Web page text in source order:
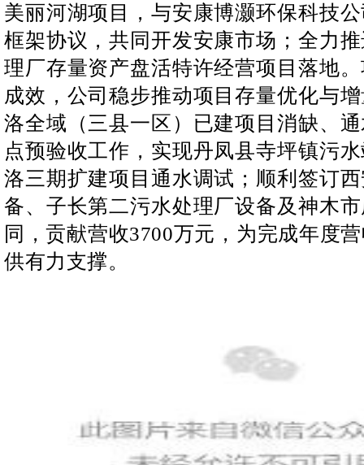
美丽河湖项目，与安康博灏环保科技
框架协议，共同开发安康市场；全力
理厂存量资产盘活特许经营项目落地
成效，公司稳步推动项目存量优化与
洛全域（三县一区）已建项目消缺、
点预验收工作，实现丹凤县寺坪镇污
洛三期扩建项目通水调试；顺利签订
备、子长第二污水处理厂设备及神木
同，贡献营收3700万元，为完成年度
供有力支撑。